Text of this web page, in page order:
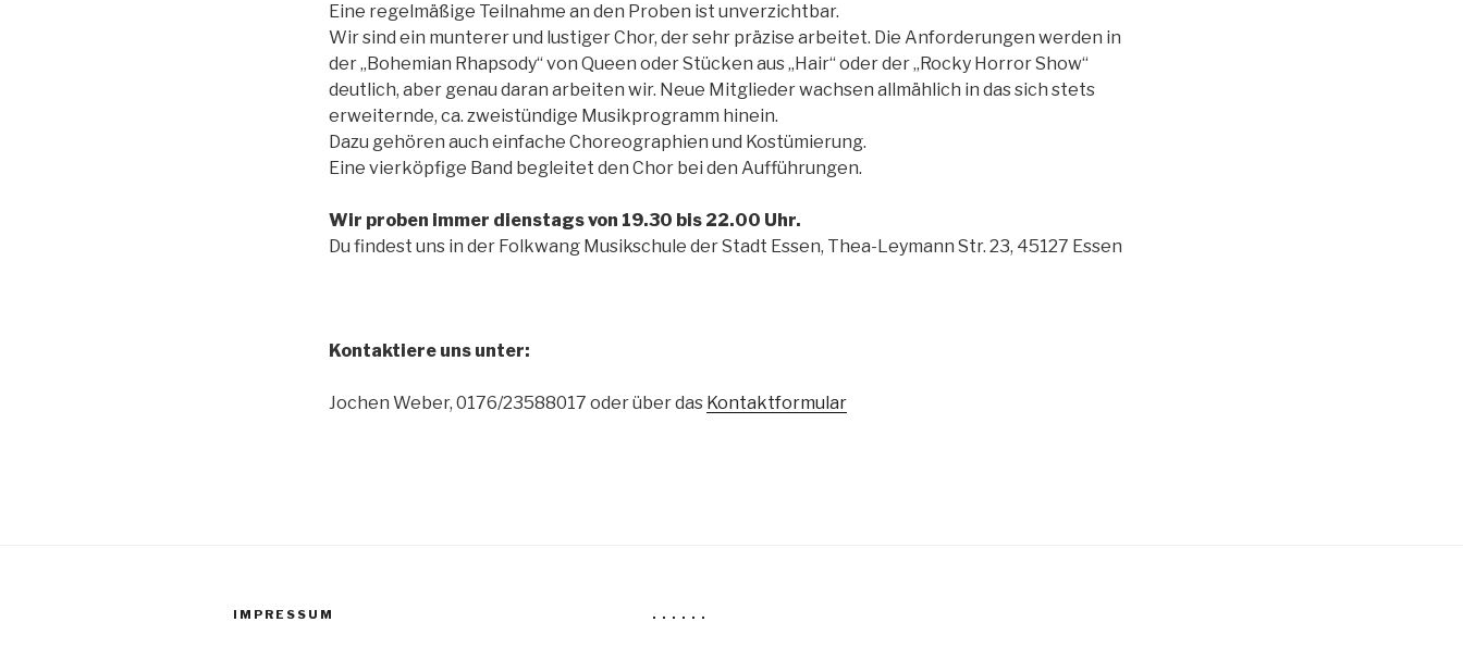
Eine regelmäßige Teilnahme an den Proben ist unverzichtbar.
Wir sind ein munterer und lustiger Chor, der sehr präzise arbeitet. Die Anforderungen werden in
der „Bohemian Rhapsody“ von Queen oder Stücken aus „Hair“ oder der „Rocky Horror Show“
deutlich, aber genau daran arbeiten wir. Neue Mitglieder wachsen allmählich in das sich stets
erweiternde, ca. zweistündige Musikprogramm hinein.
Dazu gehören auch einfache Choreographien und Kostümierung.
Eine vierköpfige Band begleitet den Chor bei den Aufführungen.
Wir proben immer dienstags von 19.30 bis 22.00 Uhr.
Du findest uns in der Folkwang Musikschule der Stadt Essen, Thea-Leymann Str. 23, 45127 Essen
Kontaktiere uns unter:
Jochen Weber, 0176/23588017 oder über das Kontaktformular
IMPRESSUM . . . . . .